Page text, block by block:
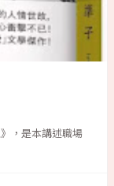
，是本講述職場